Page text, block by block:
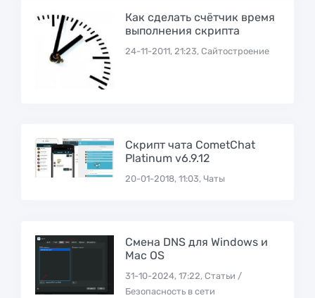
Как сделать счётчик время
выполнения скрипта
24-11-2011, 21:23, Сайтостроение
Скрипт чата CometChat
Platinum v6.9.12
20-01-2018, 11:03, Чаты
Смена DNS для Windows и
Mac OS
31-10-2024, 17:22, Статьи /
Безопасность в сети